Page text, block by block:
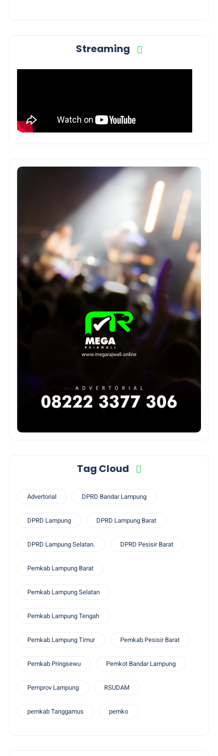
Streaming
Tag Cloud
Advertorial DPRD Bandar Lampung
DPRD Lampung DPRD Lampung Barat
DPRD Lampung Selatan. DPRD Pesisir Barat
Pemkab Lampung Barat
Pemkab Lampung Selatan
Pemkab Lampung Tengah
Pemkab Lampung Timur Pemkab Pesisir Barat
Pemkab Pringsewu Pemkot Bandar Lampung
Pemprov Lampung RSUDAM
pemkab Tanggamus pemko